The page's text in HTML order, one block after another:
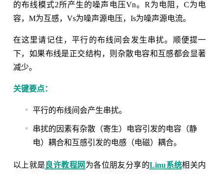
的布线模式2所产生的噪声电压Vn。R为电阻，C为电
容，M为互感，Vs为噪声源电压，Is为噪声源电流。
在这里请记住，平行的布线间会发生串扰。顺便提一
下，如果布线是正交结构，则杂散电容和互感都会显著
减少。
关键要点：
平行的布线间会产生串扰。
串扰的因素有杂散（寄生）电容引发的电容（静
电）耦合和互感引发的电感（电磁）耦合。
以上就是 良许教程网 为各位朋友分享的Linu系统相关内